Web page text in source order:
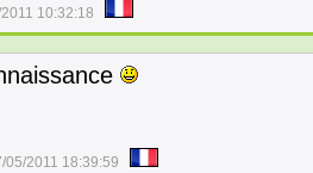
10:32:18
05/2011 18:39:59